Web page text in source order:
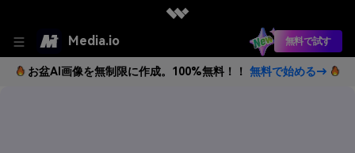
Media.io 無料で試す
お盆AI画像を無制限に作成。100%無料！！ 無料で始める→